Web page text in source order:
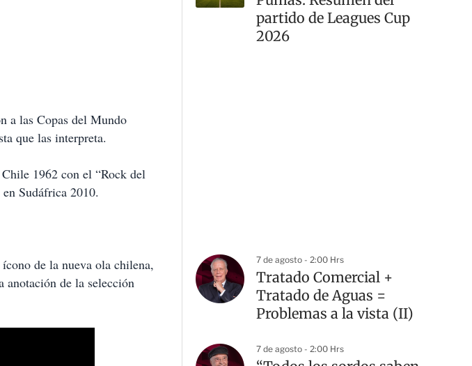
a las Copas del Mundo
que las interpreta.
1962 con el “Rock del
Sudáfrica 2010.
de la nueva ola chilena,
anotación de la selección
partido de Leagues Cup
2026
7 de agosto - 2:00 Hrs
Tratado Comercial +
Tratado de Aguas =
Problemas a la vista (II)
7 de agosto - 2:00 Hrs